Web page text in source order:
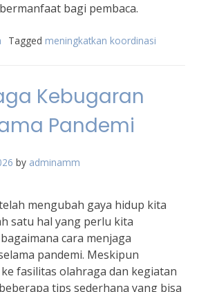
bagi pembaca.
Tagged meningkatkan koordinasi
Kebugaran
Pandemi
by adminamm
mengubah gaya hidup kita
satu hal yang perlu kita
cara menjaga
pandemi. Meskipun
fasilitas olahraga dan kegiatan
tips sederhana yang bisa